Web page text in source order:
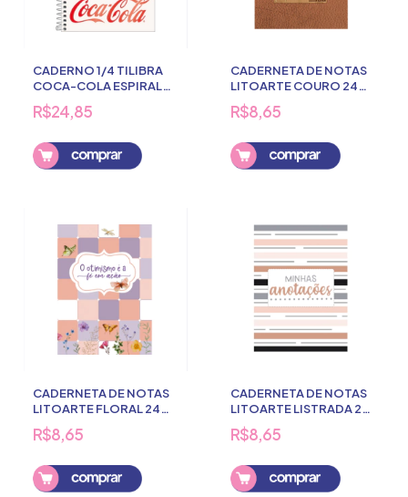
CADERNO 1/4 TILIBRA
COCA-COLA ESPIRAL
80 FOLHAS
R$24,85
Comprar
CADERNETA DE NOTAS
LITOARTE COURO 24
FOLHAS
R$8,65
CADERNETA DE NOTAS
LITOARTE FLORAL 24
FOLHAS
R$8,65
CADERNETA DE NOTAS
LITOARTE LISTRADA 24
FOLHAS
R$8,65